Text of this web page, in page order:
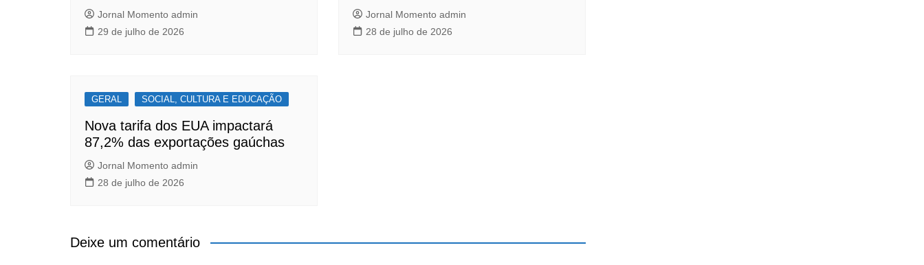
Jornal Momento admin
29 de julho de 2026
Jornal Momento admin
28 de julho de 2026
GERAL SOCIAL, CULTURA E EDUCAÇÃO
Nova tarifa dos EUA impactará
87,2% das exportações gaúchas
Jornal Momento admin
28 de julho de 2026
Deixe um comentário